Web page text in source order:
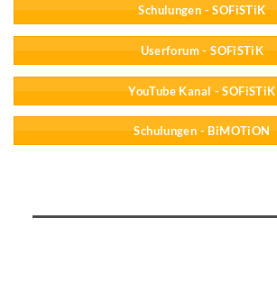
Schulungen - SOFiSTiK
Userforum - SOFiSTiK
YouTube Kanal - SOFiSTiK
Schulungen - BiMOTiON